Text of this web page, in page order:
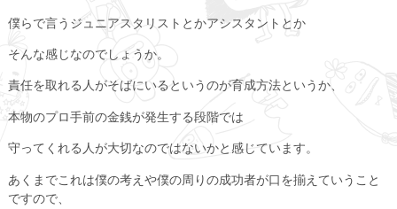
僕らで言うジュニアスタリストとかアシスタントとか
そんな感じなのでしょうか。
責任を取れる人がそばにいるというのが育成方法というか、
本物のプロ手前の金銭が発生する段階では
守ってくれる人が大切なのではないかと感じています。
あくまでこれは僕の考えや僕の周りの成功者が口を揃えていうこと
ですので、